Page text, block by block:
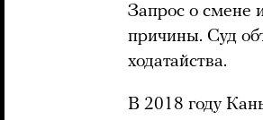
Запрос о смене
причины. Суд
ходатайства.
В 2018 году